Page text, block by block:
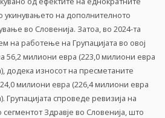
укинувањето на дополнителното
во Словенија. Затоа, во 2024-та
на работење на Групацијата во овој
56,2 милиони евра (223,0 милиони евра
додека износот на пресметаните
милиони евра (226,4 милиони евра
Групацијата спроведе ревизија на
Здравје во Словенија, што